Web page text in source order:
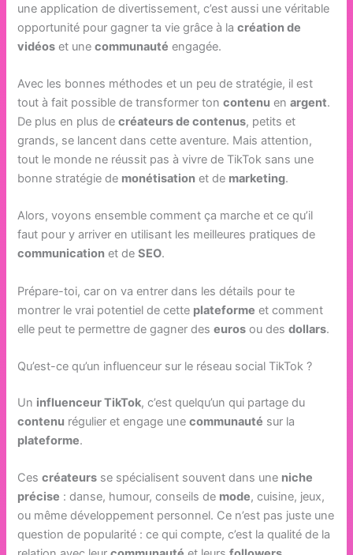
une application de divertissement, c’est aussi une véritable
opportunité pour gagner ta vie grâce à lacréation de
vidéos et unecommunauté engagée.
Avec les bonnes méthodes et un peu de stratégie, il est
tout à fait possible de transformer toncontenu enargent.
De plus en plus decréateurs de contenus, petits et
grands, se lancent dans cette aventure. Mais attention,
tout le monde ne réussit pas à vivre de TikTok sans une
bonne stratégie de monétisation et de marketing.
Alors, voyons ensemble comment ça marche et ce qu’il
faut pour y arriver en utilisant les meilleures pratiques de
communication et deSEO.
Prépare-toi, car on va entrer dans les détails pour te
montrer le vrai potentiel de cette plateforme et comment
elle peut te permettre de gagner deseuros ou desdollars.
Qu’est-ce qu’un influenceur sur le réseau social TikTok ?
Un influenceur TikTok, c’est quelqu’un qui partage du
contenu régulier et engage unecommunauté sur la
plateforme.
Cescréateurs se spécialisent souvent dans une niche
précise : danse, humour, conseils de mode, cuisine, jeux,
ou même développement personnel. Ce n’est pas juste une
question de popularité : ce qui compte, c’est la qualité de la